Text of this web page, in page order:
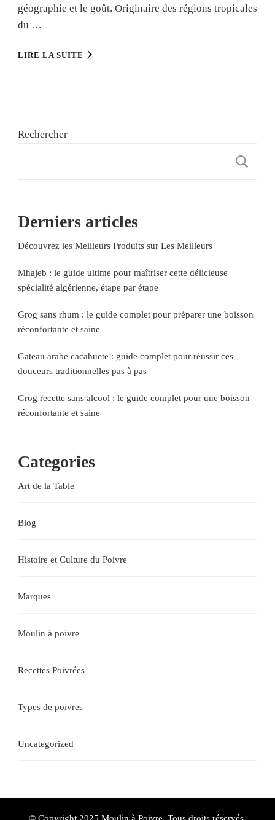
géographie et le goût. Originaire des régions tropicales
du …
LIRE LA SUITE
Rechercher
Derniers articles
Découvrez les Meilleurs Produits sur Les Meilleurs
Mhajeb : le guide ultime pour maîtriser cette délicieuse
spécialité algérienne, étape par étape
Grog sans rhum : le guide complet pour préparer une boisson
réconfortante et saine
Gateau arabe cacahuete : guide complet pour réussir ces
douceurs traditionnelles pas à pas
Grog recette sans alcool : le guide complet pour une boisson
réconfortante et saine
Categories
Art de la Table
Blog
Histoire et Culture du Poivre
Marques
Moulin à poivre
Recettes Poivrées
Types de poivres
Uncategorized